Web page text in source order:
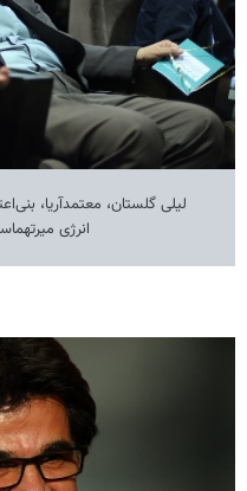
لیلی گلستان، معتمدآریا،
انرژی